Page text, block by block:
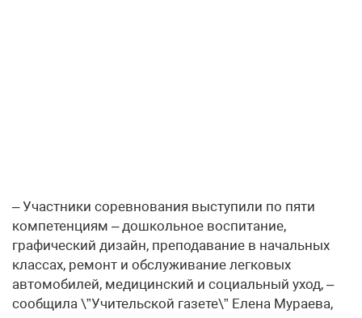
– Участники соревнования выступили по пяти
компетенциям – дошкольное воспитание,
графический дизайн, преподавание в начальных
классах, ремонт и обслуживание легковых
автомобилей, медицинский и социальный уход, –
сообщила \”Учительской газете\” Елена Мураева,